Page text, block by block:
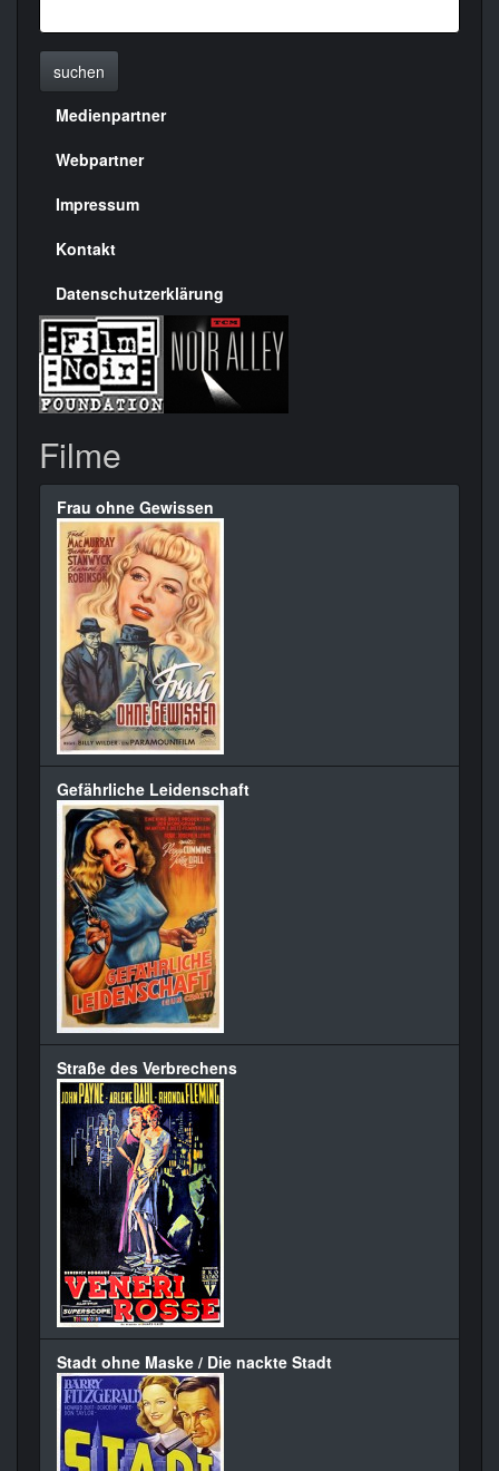
suchen
Menülinks
rechte
Seite
Medienpartner
Webpartner
Impressum
Kontakt
Datenschutzerklärung
Filme
Frau ohne Gewissen
Gefährliche Leidenschaft
Straße des Verbrechens
Stadt ohne Maske / Die nackte Stadt